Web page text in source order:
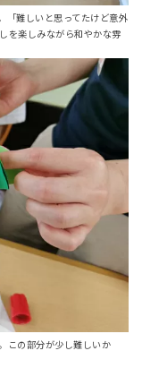
「難しいと思ってたけど意外
を楽しみながら和やかな雰
この部分が少し難しいか